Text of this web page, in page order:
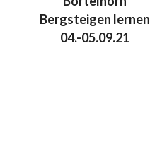
Bergsteigen lernen
04.-05.09.21